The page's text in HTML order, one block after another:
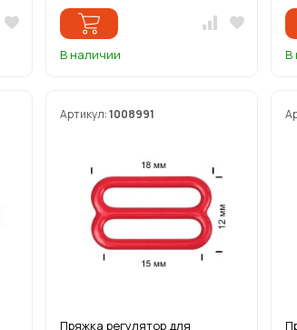
В наличии В
Артикул:1008991
Пряжка регулятор для